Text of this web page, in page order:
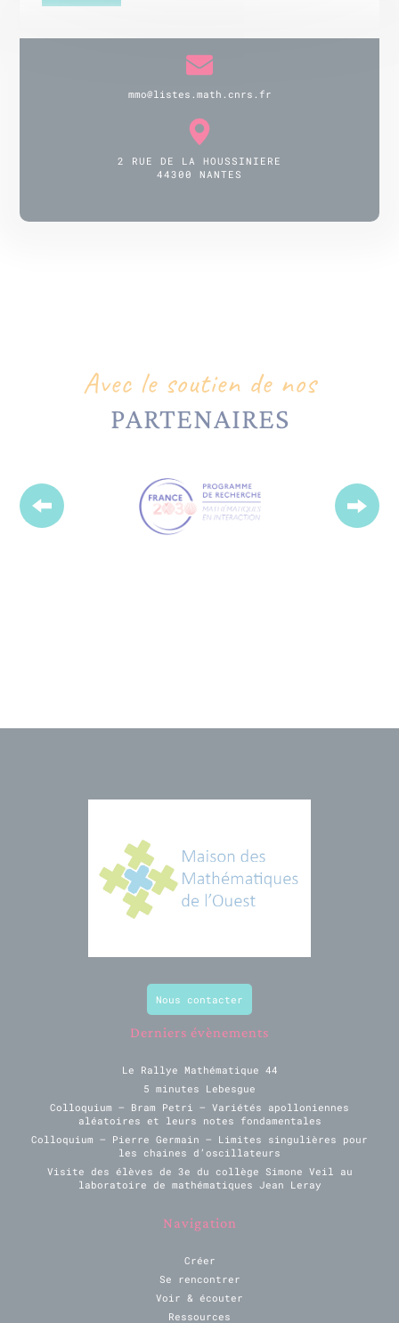
mmo@listes.math.cnrs.fr
2 RUE DE LA HOUSSINIERE
44300 NANTES
Avec le soutien de nos
PARTENAIRES
Nous contacter
Derniers évènements
Le Rallye Mathématique 44
5 minutes Lebesgue
Colloquium – Bram Petri – Variétés apolloniennes
aléatoires et leurs notes fondamentales
Colloquium – Pierre Germain – Limites singulières pour
les chaines d’oscillateurs
Visite des élèves de 3e du collège Simone Veil au
laboratoire de mathématiques Jean Leray
Navigation
Créer
Se rencontrer
Voir & écouter
Ressources